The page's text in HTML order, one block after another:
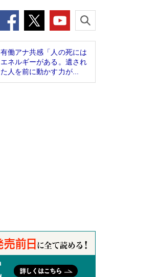
有働アナ共感「人の死には
エネルギーがある。遺され
た人を前に動かす力が...